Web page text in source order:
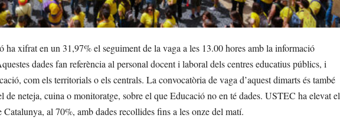
xifrat en un 31,97% el seguiment de la vaga a les 13.00 hores amb la informació
dades fan referència al personal docent i laboral dels centres educatius públics, i
com els territorials o els centrals. La convocatòria de vaga d’aquest dimarts és també
de neteja, cuina o monitoratge, sobre el que Educació no en té dades. USTEC ha elevat el
al 70%, amb dades recollides fins a les onze del matí.